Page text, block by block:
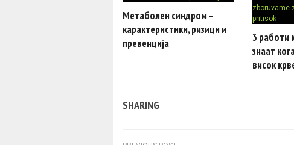
Метаболен синдром –
карактеристики, ризици и
превенција
3 работи
знаат
висок
SHARING